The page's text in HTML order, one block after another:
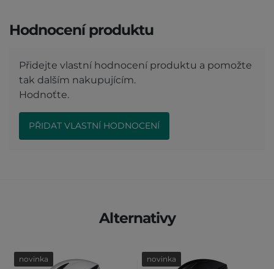
Hodnocení produktu
Přidejte vlastní hodnocení produktu a pomožte
tak dalším nakupujícím.
Hodnoťte.
PŘIDAT VLASTNÍ HODNOCENÍ
Alternativy
novinka novinka